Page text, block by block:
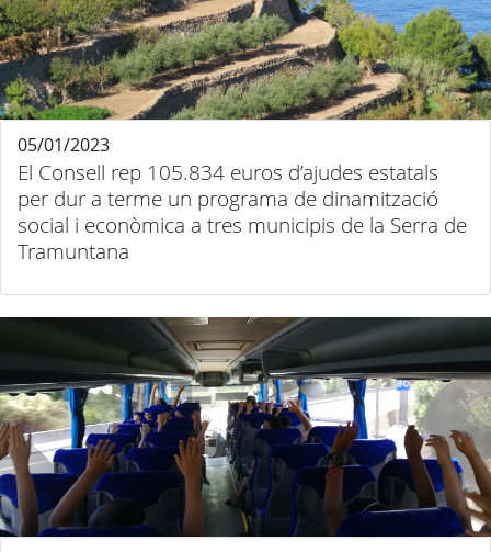
El Consell rep 105.834 euros d’ajudes estatals
per dur a terme un programa de dinamització
social i econòmica a tres municipis de la Serra de
Tramuntana
05/01/2023